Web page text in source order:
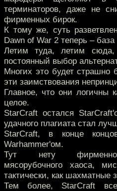
терминаторов, даже не
фирменных бирок.
К тому же, суть
Dawn of War 2 теперь –
Летим туда, летим сюда,
постоянный выбор
Многих это будет страшно
эти заимствования
Главное, что они логичны
целое.
StarCraft остался
удачного плагиата стал
StarCraft, в конце
Warhammer'ом.
Тут нету
мясорубочного хаоса,
тактически, как шахматные
Тем более, StarCraft